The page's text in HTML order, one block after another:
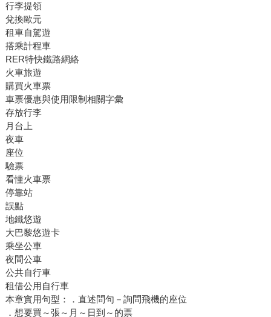
行李提領
兌換歐元
租車自駕遊
搭乘計程車
RER特快鐵路網絡
火車旅遊
購買火車票
車票優惠與使用限制相關字彙
存放行李
月台上
夜車
座位
驗票
看懂火車票
停靠站
誤點
地鐵悠遊
大巴黎悠遊卡
乘坐公車
夜間公車
公共自行車
租借公用自行車
本章實用句型：．直述問句－詢問飛機的座位
．想要買～張～月～日到～的票